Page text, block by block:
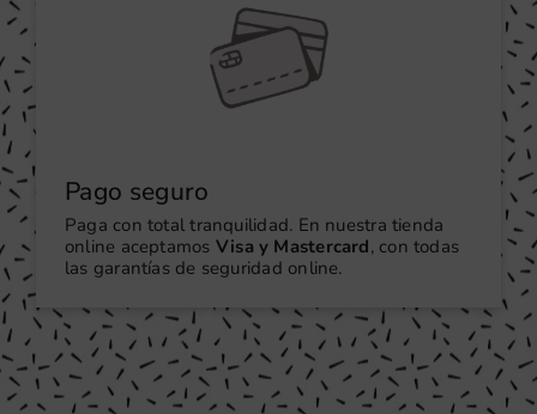
Pago seguro
Paga con total tranquilidad. En nuestra tienda
online aceptamos Visa y Mastercard, con todas
las garantías de seguridad online.